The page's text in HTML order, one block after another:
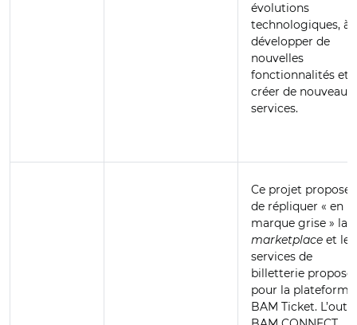
évolutions
technologiques, à
développer de
nouvelles
fonctionnalités et
créer de nouveau
services.
Ce projet propose
de répliquer « en
marque grise » la
marketplace et les
services de
billetterie
pour la plateforme
BAM Ticket. L’outil